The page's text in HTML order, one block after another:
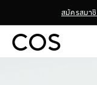
สมัครสมา